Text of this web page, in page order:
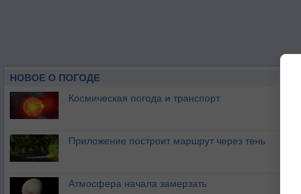
НОВОЕ О ПОГОДЕ
Космическая погода и транспорт
Приложение построит маршрут через тень
Атмосфера начала замерзать